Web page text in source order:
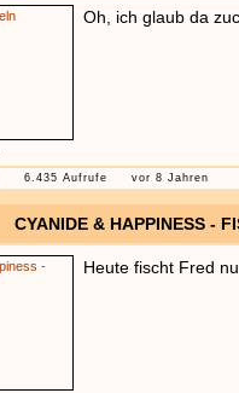
Oh, ich glaub da
6.435 Aufrufe vor 8 Jahren
CYANIDE & HAPPINESS -
Heute fischt Fred